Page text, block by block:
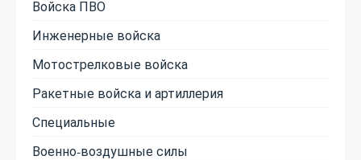
Войска ПВО
Инженерные войска
Мотострелковые войска
Ракетные войска и артиллерия
Специальные
Военно-воздушные силы